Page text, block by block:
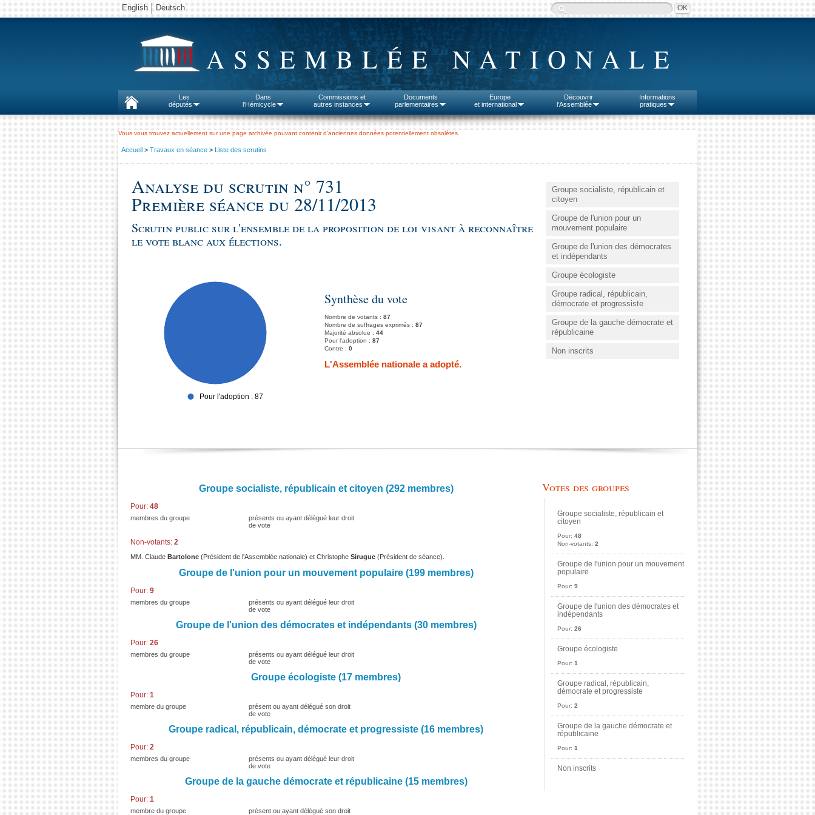
English Deutsch
ASSEMBLÉE NATIONALE
Les
députés
Dans
l'Hémicycle
Commissions et
autres instances
Documents
parlementaires
Europe
et international
Découvrir
l'Assemblée
Informations
pratiques
Vous vous trouvez actuellement sur une page archivée pouvant contenir d'anciennes données potentiellement obsolètes.
Accueil > Travaux en séance > Liste des scrutins
Analyse du scrutin n° 731
Première séance du 28/11/2013
Scrutin public sur l'ensemble de la proposition de loi visant à reconnaître
le vote blanc aux élections.
Pour l'adoption : 87
Synthèse du vote
Nombre de votants : 87
Nombre de suffrages exprimés : 87
Majorité absolue : 44
Pour l'adoption : 87
Contre : 0
L'Assemblée nationale a adopté.
Groupe socialiste, républicain et
citoyen
Groupe de l'union pour un
mouvement populaire
Groupe de l'union des démocrates
et indépendants
Groupe écologiste
Groupe radical, républicain,
démocrate et progressiste
Groupe de la gauche démocrate et
républicaine
Non inscrits
Groupe socialiste, républicain et citoyen (292 membres)
Pour: 48
membres du groupe
présents ou ayant délégué leur droit
de vote
Non-votants: 2
MM. Claude Bartolone (Président de l'Assemblée nationale) et Christophe Sirugue (Président de séance).
Groupe de l'union pour un mouvement populaire (199 membres)
Pour: 9
membres du groupe
présents ou ayant délégué leur droit
de vote
Groupe de l'union des démocrates et indépendants (30 membres)
Pour: 26
membres du groupe
présents ou ayant délégué leur droit
de vote
Groupe écologiste (17 membres)
Pour: 1
membre du groupe
présent ou ayant délégué son droit
de vote
Groupe radical, républicain, démocrate et progressiste (16 membres)
Pour: 2
membres du groupe
présents ou ayant délégué leur droit
de vote
Groupe de la gauche démocrate et républicaine (15 membres)
Pour: 1
membre du groupe
présent ou ayant délégué son droit
Votes des groupes
Groupe socialiste, républicain et
citoyen
Pour: 48
Non-votants: 2
Groupe de l'union pour un mouvement
populaire
Pour: 9
Groupe de l'union des démocrates et
indépendants
Pour: 26
Groupe écologiste
Pour: 1
Groupe radical, républicain,
démocrate et progressiste
Pour: 2
Groupe de la gauche démocrate et
républicaine
Pour: 1
Non inscrits